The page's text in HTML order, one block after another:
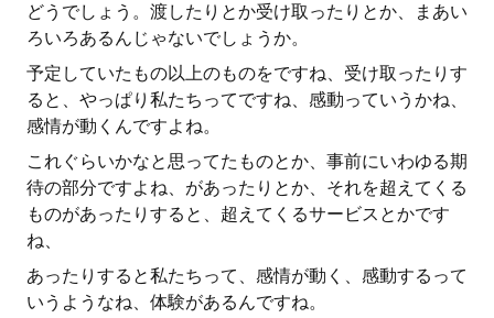
どうでしょう。渡したりとか受け取ったりとか、まあい
ろいろあるんじゃないでしょうか。
予定していたもの以上のものをですね、受け取ったりす
ると、やっぱり私たちってですね、感動っていうかね、
感情が動くんですよね。
これぐらいかなと思ってたものとか、事前にいわゆる期
待の部分ですよね、があったりとか、それを超えてくる
ものがあったりすると、超えてくるサービスとかです
ね、
あったりすると私たちって、感情が動く、感動するって
いうようなね、体験があるんですね。